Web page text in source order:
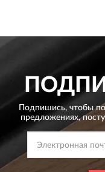
Подпишись, чтобы
предложениях,